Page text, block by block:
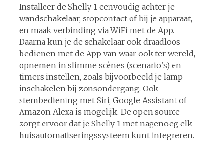
Installeer de Shelly 1 eenvoudig achter je
wandschakelaar, stopcontact of bij je apparaat,
en maak verbinding via WiFi met de App.
Daarna kun je de schakelaar ook draadloos
bedienen met de App van waar ook ter wereld,
opnemen in slimme scènes (scenario’s) en
timers instellen, zoals bijvoorbeeld je lamp
inschakelen bij zonsondergang. Ook
stembediening met Siri, Google Assistant of
Amazon Alexa is mogelijk. De open source
zorgt ervoor dat je Shelly 1 met nagenoeg elk
huisautomatiseringssysteem kunt integreren.